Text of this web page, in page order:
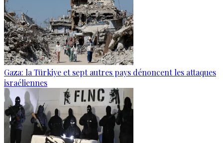
Gaza: la Türkiye et sept autres pays dénoncent les attaques
israéliennes